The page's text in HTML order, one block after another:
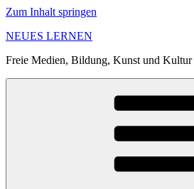
Zum Inhalt springen
NEUES LERNEN
Freie Medien, Bildung, Kunst und